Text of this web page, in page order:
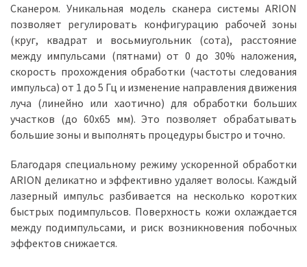
Сканером. Уникальная модель сканера системы ARION
позволяет регулировать конфигурацию рабочей зоны
(круг, квадрат и восьмиугольник (сота), расстояние
между импульсами (пятнами) от 0 до 30% наложения,
скорость прохождения обработки (частоты следования
импульса) от 1 до 5 Гц и изменение направления движения
луча (линейно или хаотично) для обработки больших
участков (до 60х65 мм). Это позволяет обрабатывать
большие зоны и выполнять процедуры быстро и точно.
Благодаря специальному режиму ускоренной обработки
ARION деликатно и эффективно удаляет волосы. Каждый
лазерный импульс разбивается на несколько коротких
быстрых подимпульсов. Поверхность кожи охлаждается
между подимпульсами, и риск возникновения побочных
эффектов снижается.